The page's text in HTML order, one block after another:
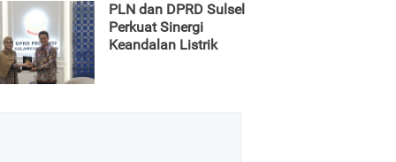
PLN dan DPRD Sulsel
Perkuat Sinergi
Keandalan Listrik